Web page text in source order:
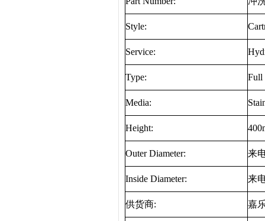
Style:
Service:
Type: Full
Media:
Height:
Outer Diameter: 来
Inside Diameter: 来
供货商: 嘉